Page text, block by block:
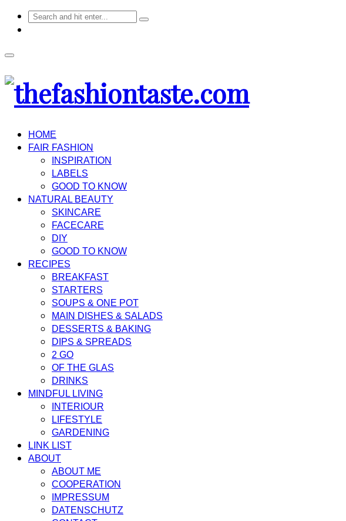
HOME
FAIR FASHION
INSPIRATION
LABELS
GOOD TO KNOW
NATURAL BEAUTY
SKINCARE
FACECARE
DIY
GOOD TO KNOW
RECIPES
BREAKFAST
STARTERS
SOUPS & ONE POT
MAIN DISHES & SALADS
DESSERTS & BAKING
DIPS & SPREADS
2 GO
OF THE GLAS
DRINKS
MINDFUL LIVING
INTERIOUR
LIFESTYLE
GARDENING
LINK LIST
ABOUT
ABOUT ME
COOPERATION
IMPRESSUM
DATENSCHUTZ